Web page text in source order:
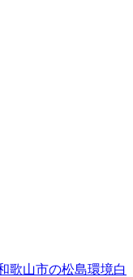
歌山市の松島環境白